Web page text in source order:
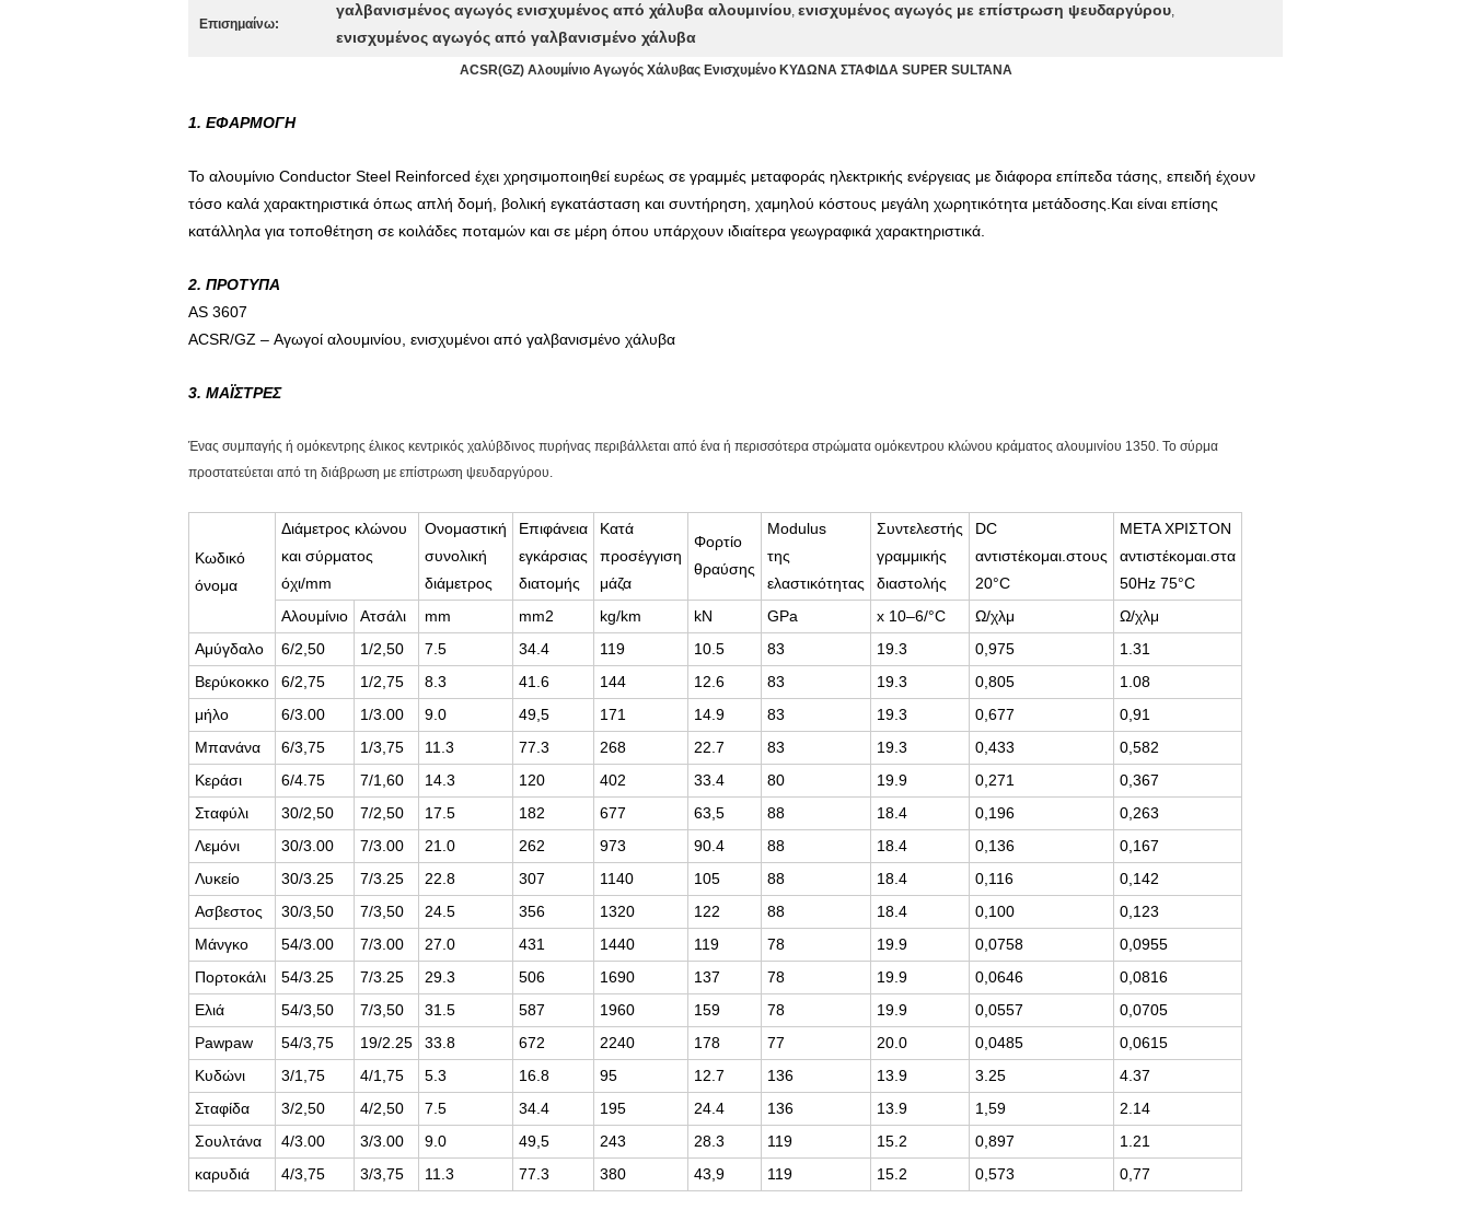
Επισημαίνω:
γαλβανισμένος αγωγός ενισχυμένος από χάλυβα αλουμινίου, ενισχυμένος αγωγός με επίστρωση ψευδαργύρου,
ενισχυμένος αγωγός από γαλβανισμένο χάλυβα
ACSR(GZ) Αλουμίνιο Αγωγός Χάλυβας Ενισχυμένο ΚΥΔΩΝΑ ΣΤΑΦΙΔΑ SUPER SULTANA
1. ΕΦΑΡΜΟΓΗ
Το αλουμίνιο Conductor Steel Reinforced έχει χρησιμοποιηθεί ευρέως σε γραμμές μεταφοράς ηλεκτρικής ενέργειας με διάφορα επίπεδα τάσης, επειδή έχουν
τόσο καλά χαρακτηριστικά όπως απλή δομή, βολική εγκατάσταση και συντήρηση, χαμηλού κόστους μεγάλη χωρητικότητα μετάδοσης.Και είναι επίσης
κατάλληλα για τοποθέτηση σε κοιλάδες ποταμών και σε μέρη όπου υπάρχουν ιδιαίτερα γεωγραφικά χαρακτηριστικά.
2. ΠΡΟΤΥΠΑ
AS 3607
ACSR/GZ – Αγωγοί αλουμινίου, ενισχυμένοι από γαλβανισμένο χάλυβα
3. ΜΑΪΣΤΡΕΣ
Ένας συμπαγής ή ομόκεντρης έλικος κεντρικός χαλύβδινος πυρήνας περιβάλλεται από ένα ή περισσότερα στρώματα ομόκεντρου κλώνου κράματος αλουμινίου 1350. Το σύρμα
προστατεύεται από τη διάβρωση με επίστρωση ψευδαργύρου.
Κωδικό
όνομα
Διάμετρος κλώνου
και σύρματος
όχι/mm
Ονομαστική
συνολική
διάμετρος
Επιφάνεια
εγκάρσιας
διατομής
Κατά
προσέγγιση
μάζα
Φορτίο
θραύσης
Modulus
της
ελαστικότητας
Συντελεστής
γραμμικής
διαστολής
DC
αντιστέκομαι.στους
20°C
ΜΕΤΑ ΧΡΙΣΤΟΝ
αντιστέκομαι.στα
50Hz 75°C
Αλουμίνιο
Ατσάλι mm mm2 kg/km kN GPa x 10–6/°C Ω/χλμ
Ω/χλμ
Αμύγδαλο
6/2,50 1/2,50 7.5 34.4 119 10.5 83 19.3 0,975
1.31
Βερύκοκκο
6/2,75 1/2,75 8.3 41.6 144 12.6 83 19.3 0,805
1.08
μήλο
6/3.00 1/3.00 9.0 49,5 171 14.9 83 19.3 0,677
0,91
Μπανάνα
6/3,75 1/3,75 11.3 77.3 268 22.7 83 19.3 0,433
0,582
Κεράσι
6/4.75 7/1,60 14.3 120 402 33.4 80 19.9 0,271
0,367
Σταφύλι
30/2,50 7/2,50 17.5 182 677 63,5 88 18.4 0,196
0,263
Λεμόνι
30/3.00 7/3.00 21.0 262 973 90.4 88 18.4 0,136
0,167
Λυκείο
30/3.25 7/3.25 22.8 307 1140 105 88 18.4 0,116
0,142
Ασβεστος
30/3,50 7/3,50 24.5 356 1320 122 88 18.4 0,100
0,123
Μάνγκο
54/3.00 7/3.00 27.0 431 1440 119 78 19.9 0,0758
0,0955
Πορτοκάλι
54/3.25 7/3.25 29.3 506 1690 137 78 19.9 0,0646
0,0816
Ελιά
54/3,50 7/3,50 31.5 587 1960 159 78 19.9 0,0557
0,0705
Pawpaw
54/3,75 19/2.25 33.8 672 2240 178 77 20.0 0,0485
0,0615
Κυδώνι
3/1,75 4/1,75 5.3 16.8 95 12.7 136 13.9 3.25
4.37
Σταφίδα
3/2,50 4/2,50 7.5 34.4 195 24.4 136 13.9 1,59
2.14
Σουλτάνα
4/3.00 3/3.00 9.0 49,5 243 28.3 119 15.2 0,897
1.21
καρυδιά
4/3,75 3/3,75 11.3 77.3 380 43,9 119 15.2 0,573 0,77